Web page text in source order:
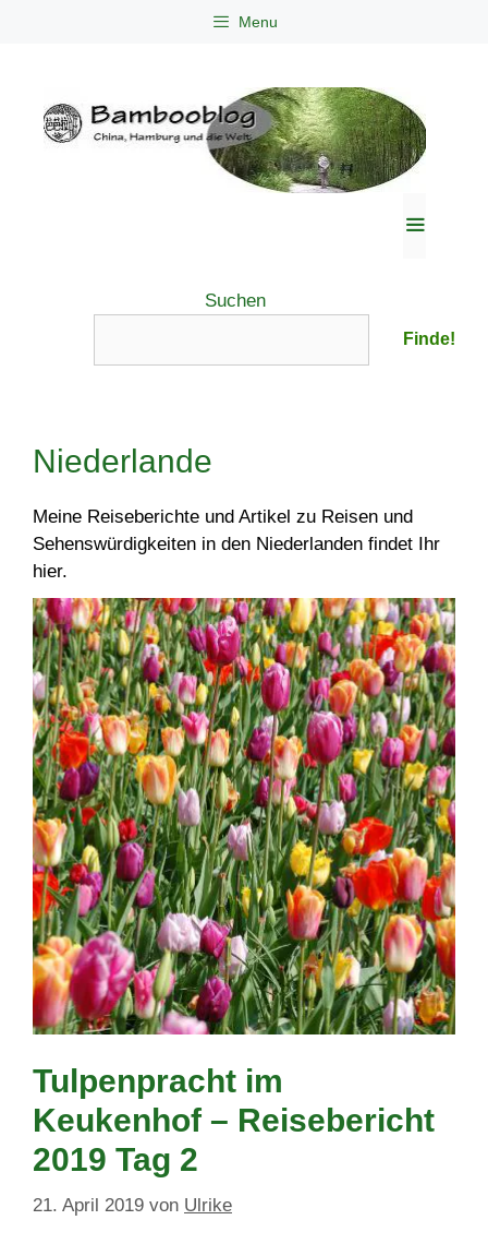
Menu
Suchen
Finde!
Niederlande
Meine Reiseberichte und Artikel zu Reisen und
Sehenswürdigkeiten in den Niederlanden findet Ihr
hier.
Tulpenpracht im
Keukenhof – Reisebericht
2019 Tag 2
21. April 2019 von Ulrike